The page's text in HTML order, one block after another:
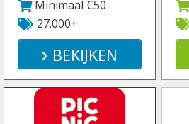
Minimaal €50
27.000+
BEKIJKEN